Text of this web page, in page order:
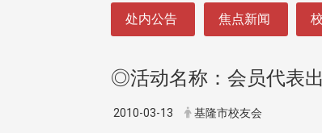
处内公告 焦点新闻
◎活动名称：会员代表
2010-03-13 基隆市校友会